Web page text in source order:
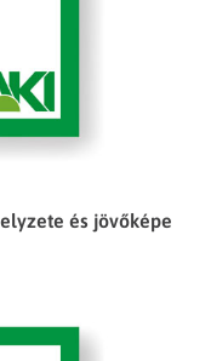
és jövőképe